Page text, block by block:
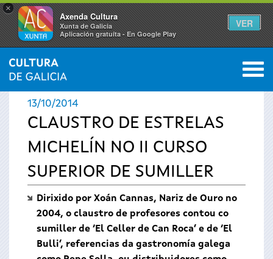
×
Axenda Cultura
Xunta de Galicia
Aplicación gratuíta - En Google Play
VER
Vostede
está
aquí
INICIO › ACTUALIDADE 0
13/10/2014
CLAUSTRO DE ESTRELAS
MICHELÍN NO II CURSO
SUPERIOR DE SUMILLER
Dirixido por Xoán Cannas, Nariz de Ouro no
2004, o claustro de profesores contou co
sumiller de ‘El Celler de Can Roca’ e de ‘El
Bulli’, referencias da gastronomía galega